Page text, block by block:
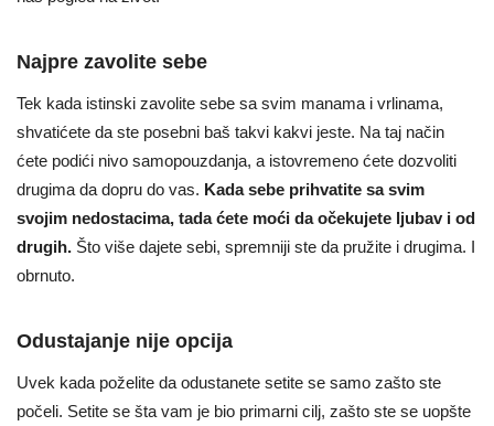
Najpre zavolite sebe
Tek kada istinski zavolite sebe sa svim manama i vrlinama,
shvatićete da ste posebni baš takvi kakvi jeste. Na taj način
ćete podići nivo samopouzdanja, a istovremeno ćete dozvoliti
drugima da dopru do vas. Kada sebe prihvatite sa svim
svojim nedostacima, tada ćete moći da očekujete ljubav i od
drugih. Što više dajete sebi, spremniji ste da pružite i drugima. I
obrnuto.
Odustajanje nije opcija
Uvek kada poželite da odustanete setite se samo zašto ste
počeli. Setite se šta vam je bio primarni cilj, zašto ste se uopšte